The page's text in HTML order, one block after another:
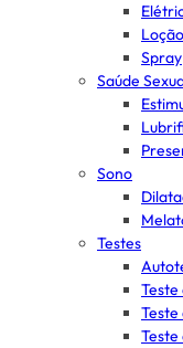
Loção
Spray
Saúde
Sono
Testes